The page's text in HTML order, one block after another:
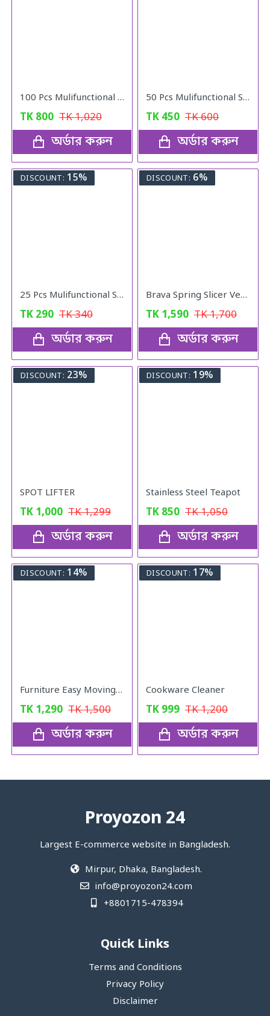
100 Pcs Mulifunctional Sunshade Net Fixing Clip
TK 800 TK1,020
অর্ডার করুন
50 Pcs Mulifunctional Sunshade Net Fixing Clip
TK 450 TK600
অর্ডার করুন
DISCOUNT: 15%
25 Pcs Mulifunctional Sunshade "Net Fixing Clip"
TK 290 TK340
অর্ডার করুন
DISCOUNT: 6%
Brava Spring Slicer Vegetables Fruits Cutter
TK 1,590 TK1,700
অর্ডার করুন
DISCOUNT: 23%
SPOT LIFTER
TK 1,000 TK1,299
অর্ডার করুন
DISCOUNT: 19%
Stainless Steel Teapot
TK 850 TK1,050
অর্ডার করুন
DISCOUNT: 14%
Furniture Easy Moving Tool Set, Heavy Furniture Moving & Lifting System
TK 1,290 TK1,500
অর্ডার করুন
DISCOUNT: 17%
Cookware Cleaner
TK 999 TK1,200
অর্ডার করুন
Proyozon 24
Largest E-commerce website in Bangladesh.
Mirpur, Dhaka, Bangladesh.
info@proyozon24.com
+8801715-478394
Quick Links
Terms and Conditions
Privacy Policy
Disclaimer